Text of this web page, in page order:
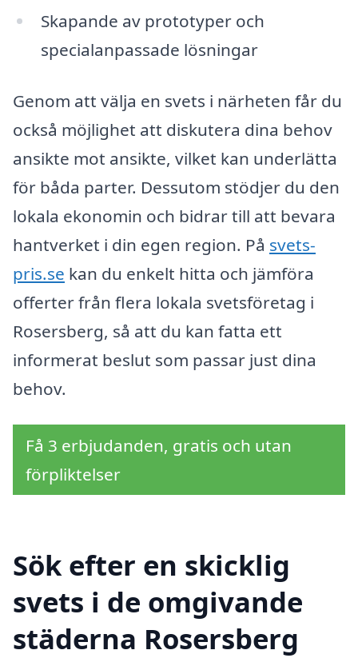
Skapande av prototyper och
specialanpassade lösningar
Genom att välja en svets i närheten får du
också möjlighet att diskutera dina behov
ansikte mot ansikte, vilket kan underlätta
för båda parter. Dessutom stödjer du den
lokala ekonomin och bidrar till att bevara
hantverket i din egen region. På svets-
pris.se kan du enkelt hitta och jämföra
offerter från flera lokala svetsföretag i
Rosersberg, så att du kan fatta ett
informerat beslut som passar just dina
behov.
Få 3 erbjudanden, gratis och utan
förpliktelser
Sök efter en skicklig
svets i de omgivande
städerna Rosersberg